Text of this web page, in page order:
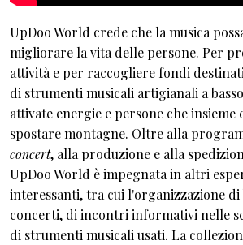
UpDoo World crede che la musica
migliorare la vita delle persone. Per
attività e per raccogliere fondi
di strumenti musicali artigianali a
attivate energie e persone che insieme
spostare montagne. Oltre alla
concert, alla produzione e alla
UpDoo World è impegnata in altri
interessanti, tra cui l'organizzazione di
concerti, di incontri informativi nelle
di strumenti musicali usati. La